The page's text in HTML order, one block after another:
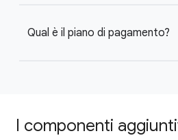
Qual è il piano di pagamento?
I componenti